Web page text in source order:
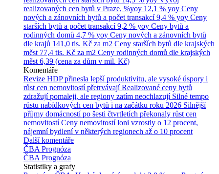
realizovaných cen bytů v Praze, %yoy 12,1 % yoy Ceny
nových a zánovních bytů a počet transakcí 9,4 % yoy Ceny
starších bytů a počet transakcí 9,2 % yoy Ceny bytů a
rodinných domů 4,7 % yoy Ceny nových a zánovních bytů
dle krajů 141,0 tis. Kč za m2 Ceny starších bytů dle krajských
měst 77,4 tis. Kč za m2 Ceny rodinných domů dle krajských
měst 6,39 (cena za dům v mil. Kč)
Komentáře
Revize HDP přinesla lepší produktivitu, ale vysoké úspory i
růst cen nemovitostí přetrvávají Realizované ceny bytů
zdražují pomaleji, ale regiony zatím neochlazují Silné tempo
růstu nabídkových cen bytů i na začátku roku 2026 Silnější
příjmy domácností po šesti čtvrtletích překonaly růst cen
nemovitostí Ceny nemovitostí loni vzrostly o 12 procent,
nájemní bydlení v některých regionech až o 10 procent
Další komentáře
ČBA Prognóza
ČBA Prognóza
Statistiky a grafy